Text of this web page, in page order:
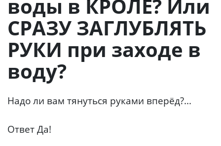
воды в КРОЛЕ? Или
СРАЗУ ЗАГЛУБЛЯТЬ
РУКИ при заходе в
воду?
Надо ли вам тянуться руками вперёд?...
Ответ Да!